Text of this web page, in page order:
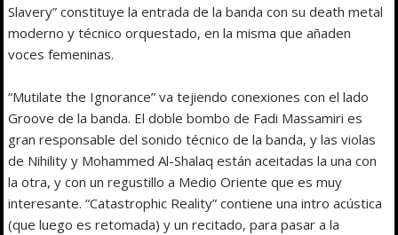
Slavery” constituye la entrada de la banda con su death metal
moderno y técnico orquestado, en la misma que añaden
voces femeninas.
“Mutilate the Ignorance” va tejiendo conexiones con el lado
Groove de la banda. El doble bombo de Fadi Massamiri es
gran responsable del sonido técnico de la banda, y las violas
de Nihility y Mohammed Al-Shalaq están aceitadas la una con
la otra, y con un regustillo a Medio Oriente que es muy
interesante. “Catastrophic Reality” contiene una intro acústica
(que luego es retomada) y un recitado, para pasar a la